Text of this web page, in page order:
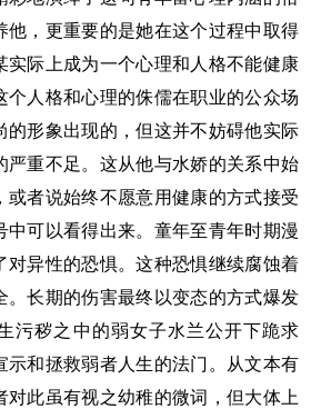
他，更重要的是她在这个过程中取得
实际上成为一个心理和人格不能健康
个人格和心理的侏儒在职业的公众场
的形象出现的，但这并不妨碍他实际
严重不足。这从他与水娇的关系中始
或者说始终不愿意用健康的方式接受
中可以看得出来。童年至青年时期漫
对异性的恐惧。这种恐惧继续腐蚀着
。长期的伤害最终以变态的方式爆发
污秽之中的弱女子水兰公开下跪求
示和拯救弱者人生的法门。从文本有
对此虽有视之幼稚的微词，但大体上